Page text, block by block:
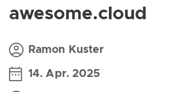
awesome.cloud
Ramon Kuster
14. Apr. 2025